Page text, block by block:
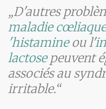
D'autres
maladie cœliaque
'histamineou l'
lactosepeuvent
associés au
irritable.